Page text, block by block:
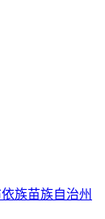
族苗族自治州